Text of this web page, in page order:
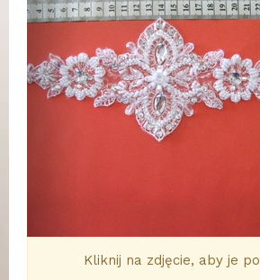
Kliknij na zdjęcie, aby je